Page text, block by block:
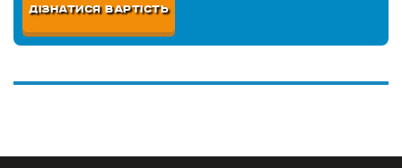
ДІЗНАТИСЯ ВАРТІСТЬ